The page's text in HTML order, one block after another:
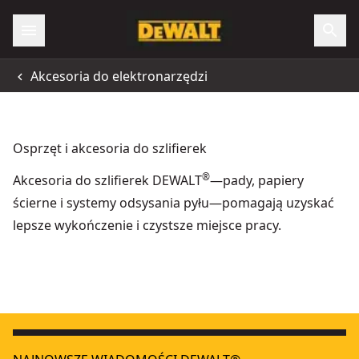
Akcesoria do elektronarzędzi
Osprzęt i akcesoria do szlifierek
Akcesoria do szlifierek DEWALT®—pady, papiery
ścierne i systemy odsysania pyłu—pomagają uzyskać
lepsze wykończenie i czystsze miejsce pracy.